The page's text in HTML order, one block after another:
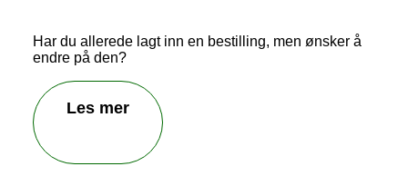
Har du allerede lagt inn en bestilling, men ønsker å
endre på den?
Les mer